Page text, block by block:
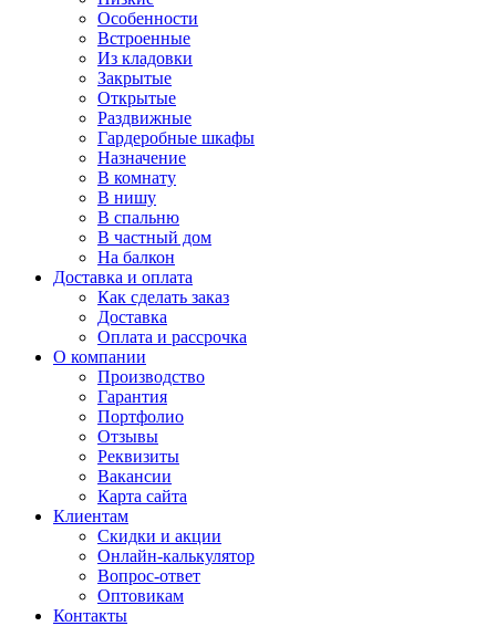
Особенности
Встроенные
Из кладовки
Закрытые
Открытые
Раздвижные
Гардеробные шкафы
Назначение
В комнату
В нишу
В спальню
В частный дом
На балкон
Доставка и оплата
Как сделать заказ
Доставка
Оплата и рассрочка
О компании
Производство
Гарантия
Портфолио
Отзывы
Реквизиты
Вакансии
Карта сайта
Клиентам
Скидки и акции
Онлайн-калькулятор
Вопрос-ответ
Оптовикам
Контакты